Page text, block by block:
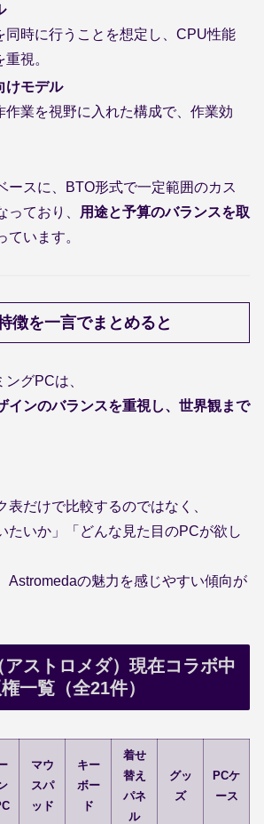
同時に行うことを想定し、CPU性能
視。
けモデル
作業を視野に入れた構成で、作業効
ースに、BTO形式で一定範囲のカス
っており、
用途と予算のバランスを取
ています。
徴を一言でまとめると
グPCは、
インのバランスを重視し、世界観まで
表だけで比較するのではなく、
たいか」「どんな見た目のPCが欲し
Astromedaの魅力を感じやすい傾向が
ストロメダ）現在コラボ中
一覧（全21件）
マウ
スパ
ッド
キー
ボー
ド
着せ
替え
パネ
ル
グッ
ズ
PCケ
ース